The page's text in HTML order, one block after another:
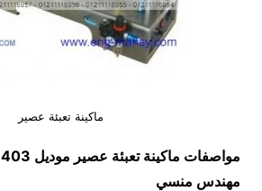
ماكينة تعبئة عصير
مواصفات ماكينة تعبئة عصير موديل 403-1000ml
مهندس منسي